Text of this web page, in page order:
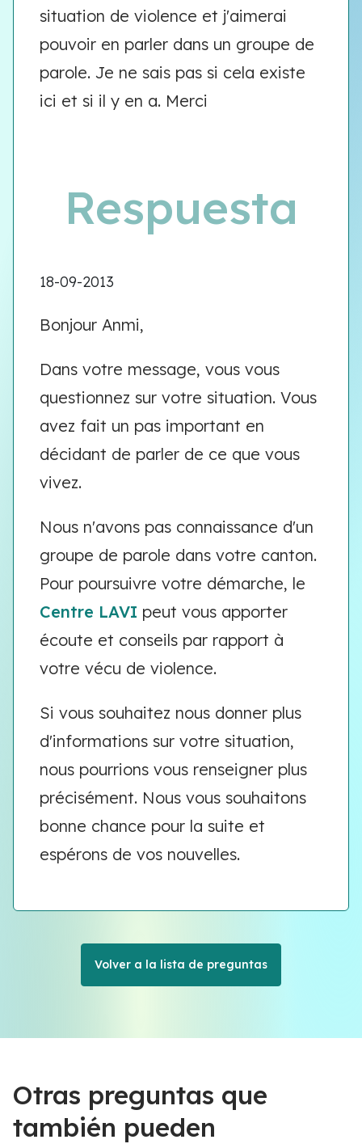
situation de violence et j'aimerai
pouvoir en parler dans un groupe de
parole. Je ne sais pas si cela existe
ici et si il y en a. Merci
Respuesta
18-09-2013
Bonjour Anmi,
Dans votre message, vous vous
questionnez sur votre situation. Vous
avez fait un pas important en
décidant de parler de ce que vous
vivez.
Nous n'avons pas connaissance d'un
groupe de parole dans votre canton.
Pour poursuivre votre démarche, le
Centre LAVI peut vous apporter
écoute et conseils par rapport à
votre vécu de violence.
Si vous souhaitez nous donner plus
d'informations sur votre situation,
nous pourrions vous renseigner plus
précisément. Nous vous souhaitons
bonne chance pour la suite et
espérons de vos nouvelles.
Volver a la lista de preguntas
Otras preguntas que
también pueden